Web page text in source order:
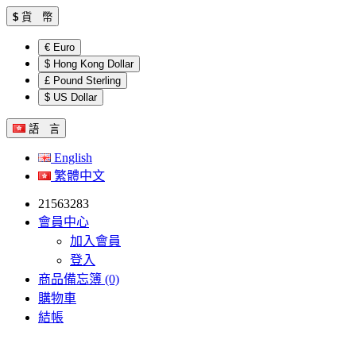
$ 貨 幣
€ Euro
$ Hong Kong Dollar
£ Pound Sterling
$ US Dollar
語 言
English
繁體中文
21563283
會員中心
加入會員
登入
商品備忘簿 (0)
購物車
結帳